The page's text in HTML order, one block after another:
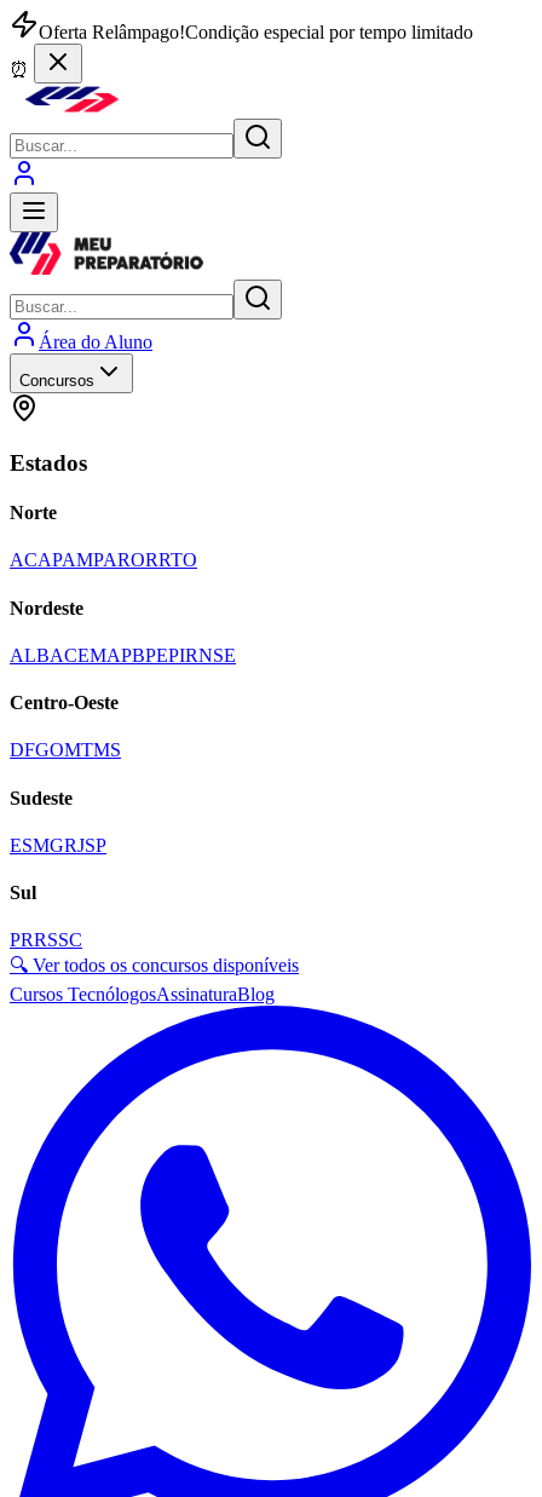
Oferta Relâmpago!Condição especial por tempo limitado
⏰
Área do Aluno
Concursos
Estados
Norte
ACAPAMPARORRTO
Nordeste
ALBACEMAPBPEPIRNSE
Centro-Oeste
DFGOMTMS
Sudeste
ESMGRJSP
Sul
PRRSSC
🔍 Ver todos os concursos disponíveis
Cursos TecnólogosAssinaturaBlog